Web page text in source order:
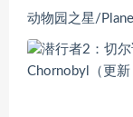
动物园之星/